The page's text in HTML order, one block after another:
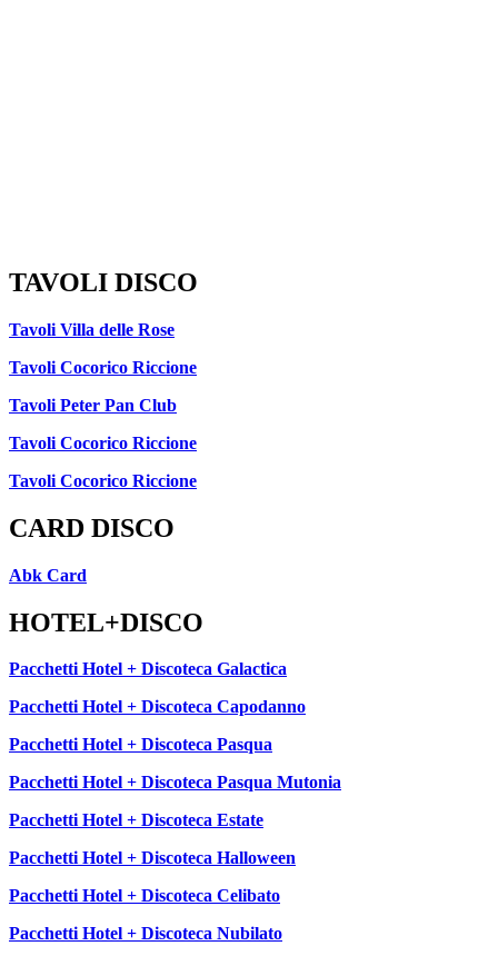
TAVOLI DISCO
Tavoli Villa delle Rose
Tavoli Cocorico Riccione
Tavoli Peter Pan Club
Tavoli Cocorico Riccione
Tavoli Cocorico Riccione
CARD DISCO
Abk Card
HOTEL+DISCO
Pacchetti Hotel + Discoteca Galactica
Pacchetti Hotel + Discoteca Capodanno
Pacchetti Hotel + Discoteca Pasqua
Pacchetti Hotel + Discoteca Pasqua Mutonia
Pacchetti Hotel + Discoteca Estate
Pacchetti Hotel + Discoteca Halloween
Pacchetti Hotel + Discoteca Celibato
Pacchetti Hotel + Discoteca Nubilato